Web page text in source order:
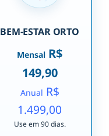
BEM-ESTAR ORTO
Mensal R$
149,90
Anual R$
1.499,00
Use em 90 dias.